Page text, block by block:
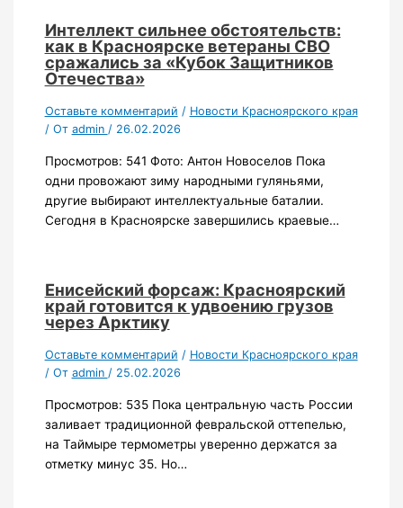
Интеллект сильнее обстоятельств:
как в Красноярске ветераны СВО
сражались за «Кубок Защитников
Отечества»
Оставьте комментарий / Новости Красноярского края
/ От admin / 26.02.2026
Просмотров: 541 Фото: Антон Новоселов Пока
одни провожают зиму народными гуляньями,
другие выбирают интеллектуальные баталии.
Сегодня в Красноярске завершились краевые…
Енисейский форсаж: Красноярский
край готовится к удвоению грузов
через Арктику
Оставьте комментарий / Новости Красноярского края
/ От admin / 25.02.2026
Просмотров: 535 Пока центральную часть России
заливает традиционной февральской оттепелью,
на Таймыре термометры уверенно держатся за
отметку минус 35. Но…